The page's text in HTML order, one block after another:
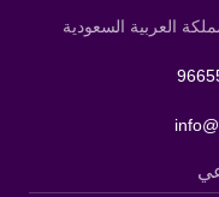
العربية السعودية